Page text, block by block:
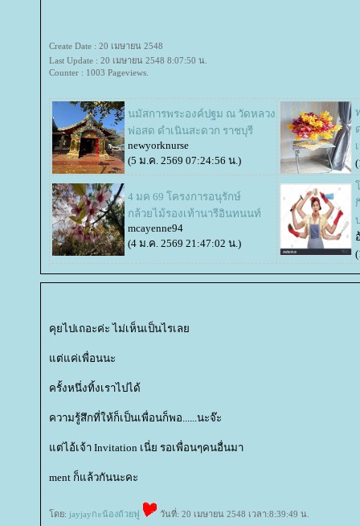
Create Date : 20 เมษายน 2548
Last Update : 20 เมษายน 2548 8:07:50 น.
Counter : 1003 Pageviews.
นมัสการพระองค์ปฐม ณ วัดหลวง
พ่อสด ดำเนินสะดวก ราชบุรี
newyorknurse
(5 ม.ค. 2569 07:24:56 น.)
4 มค 69 โครงการอนุรักษ์
กล้วยไม้รองเท้านารีอินทนนท์
mcayenne94
(4 ม.ค. 2569 21:47:02 น.)
คุยไปเถอะค่ะ ไม่เห็นเป็นไรเล
ต่แค่เพื่อนนะ
ครั้งหนึ่งทิ้งเราไปได้
ความรู้สึกที่ให้ก็เป็นเพื่อนก็พอ......นะจ๊ะ
ต่ไอ้เจ้า Invitation เนี่ย รอเพื่อนๆคนอื่นมา
ment ก็แล้วกันนะคะ
ดย: jayjayกะน้องถ้วยฟู วันที่: 20 เมษายน 2548 เวลา:8:39:49 น.